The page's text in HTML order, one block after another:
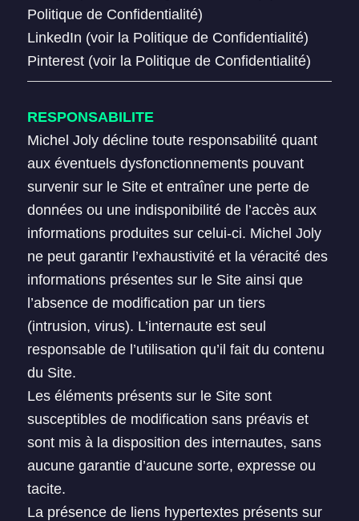
Politique de Confidentialité)
LinkedIn (voir la Politique de Confidentialité)
Pinterest (voir la Politique de Confidentialité)
RESPONSABILITE
Michel Joly décline toute responsabilité quant
aux éventuels dysfonctionnements pouvant
survenir sur le Site et entraîner une perte de
données ou une indisponibilité de l’accès aux
informations produites sur celui-ci. Michel Joly
ne peut garantir l’exhaustivité et la véracité des
informations présentes sur le Site ainsi que
l’absence de modification par un tiers
(intrusion, virus). L’internaute est seul
responsable de l’utilisation qu’il fait du contenu
du Site.
Les éléments présents sur le Site sont
susceptibles de modification sans préavis et
sont mis à la disposition des internautes, sans
aucune garantie d’aucune sorte, expresse ou
tacite.
La présence de liens hypertextes présents sur